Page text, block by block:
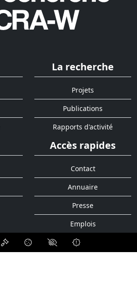
La recherche
Projets
Publications
Rapports d'activité
Accès rapides
Contact
Annuaire
Presse
Emplois